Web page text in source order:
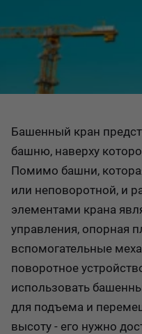
Башенный кран
башню, наверху
Помимо башни,
или неповоротной, и
элементами крана
управления, опорная
вспомогательные
поворотное
использовать
для подъема и
высоту - его нужно